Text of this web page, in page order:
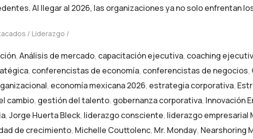
Al llegar al 2026, las organizaciones ya no solo enfrentan
Liderazgo
,Análisis de mercado, capacitación ejecutiva, coaching
, conferencistas de economía, conferencistas de negocios,
, economía mexicana 2026, estrategia corporativa,
cambio, gestión del talento, gobernanza corporativa, Innovación
,Jorge Huerta Bleck, liderazgo consciente, liderazgo empresarial
de crecimiento, Michelle Couttolenc, Mr. Monday, Nearshoring